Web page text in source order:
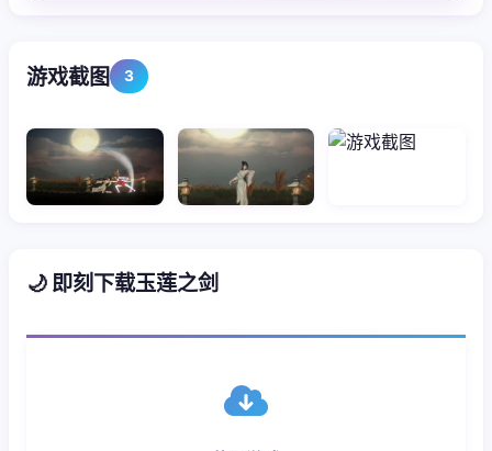
游戏截图 3
🌙 即刻下载玉莲之剑